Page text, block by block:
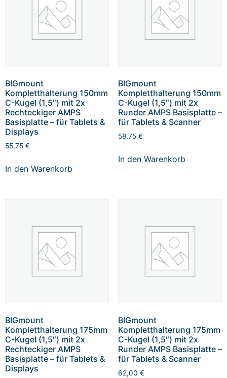
BIGmount
Kompletthalterung 150mm
C-Kugel (1,5″) mit 2x
Rechteckiger AMPS
Basisplatte – für Tablets &
Displays
55,75 €
In den Warenkorb
BIGmount
Kompletthalterung 150mm
C-Kugel (1,5″) mit 2x
Runder AMPS Basisplatte –
für Tablets & Scanner
58,75 €
In den Warenkorb
BIGmount
Kompletthalterung 175mm
C-Kugel (1,5″) mit 2x
Rechteckiger AMPS
Basisplatte – für Tablets &
Displays
BIGmount
Kompletthalterung 175mm
C-Kugel (1,5″) mit 2x
Runder AMPS Basisplatte –
für Tablets & Scanner
62,00 €